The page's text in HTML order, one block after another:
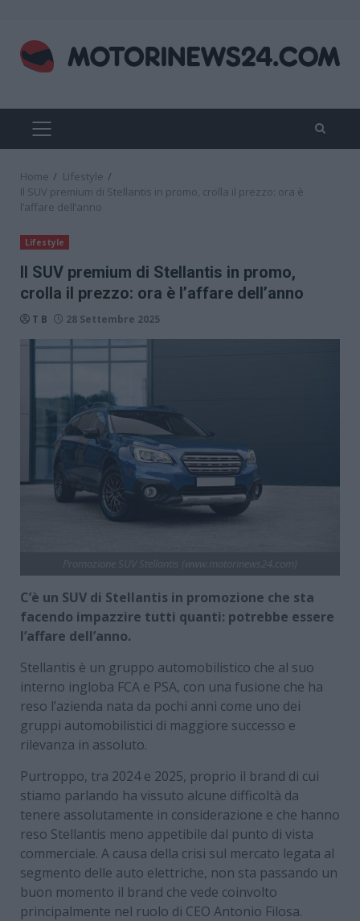
content
PRIMARY
MENU
Home
Lifestyle
Il SUV premium di Stellantis in promo, crolla il prezzo: ora è
l’affare dell’anno
Lifestyle
Il SUV premium di Stellantis in promo,
crolla il prezzo: ora è l’affare dell’anno
T B 28 Settembre 2025
C’è un SUV di Stellantis in promozione che sta
facendo impazzire tutti quanti: potrebbe essere
l’affare dell’anno.
Stellantis è un gruppo automobilistico che al suo
interno ingloba FCA e PSA, con una fusione che ha
reso l’azienda nata da pochi anni come uno dei
gruppi automobilistici di maggiore successo e
rilevanza in assoluto.
Purtroppo, tra 2024 e 2025, proprio il brand di cui
stiamo parlando ha vissuto alcune difficoltà da
tenere assolutamente in considerazione e che hanno
reso Stellantis meno appetibile dal punto di vista
commerciale. A causa della crisi sul mercato legata al
segmento delle auto elettriche, non sta passando un
buon momento il brand che vede coinvolto
principalmente nel ruolo di CEO Antonio Filosa.